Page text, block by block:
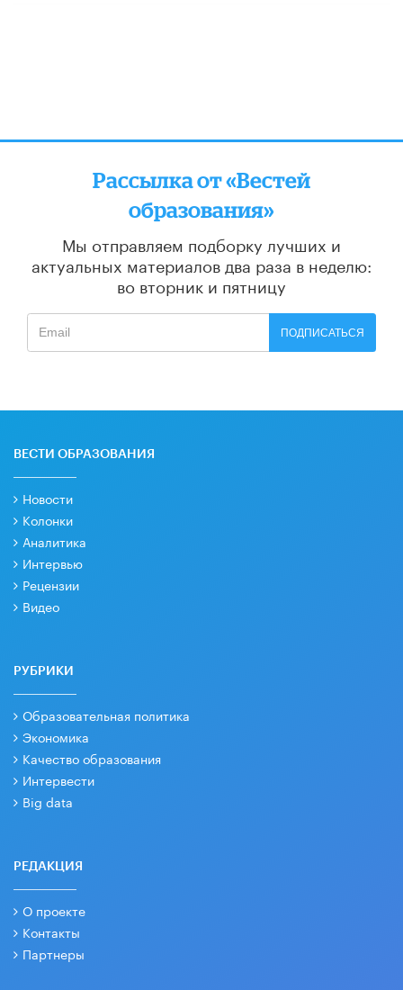
Рассылка от «Вестей
образования»
Мы отправляем подборку лучших и
актуальных материалов два раза в неделю:
во вторник и пятницу
ПОДПИСАТЬСЯ
ВЕСТИ ОБРАЗОВАНИЯ
Новости
Колонки
Аналитика
Интервью
Рецензии
Видео
РУБРИКИ
Образовательная политика
Экономика
Качество образования
Интервести
Big data
РЕДАКЦИЯ
О проекте
Контакты
Партнеры